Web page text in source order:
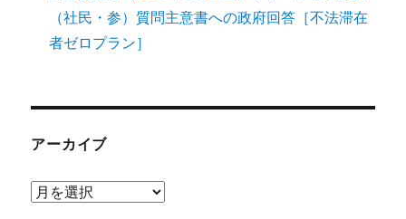
（社民・参）質問主意書への政府回答［不法滞在
者ゼロプラン］
アーカイブ
ア